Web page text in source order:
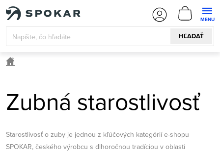
Prejsť
obsah
HĽADAŤ
KOŠÍK
Zubná starostlivosť
Starostlivosť o zuby je jednou z kľúčových kategórií e-shopu
SPOKAR, českého výrobcu s dlhoročnou tradíciou v oblasti